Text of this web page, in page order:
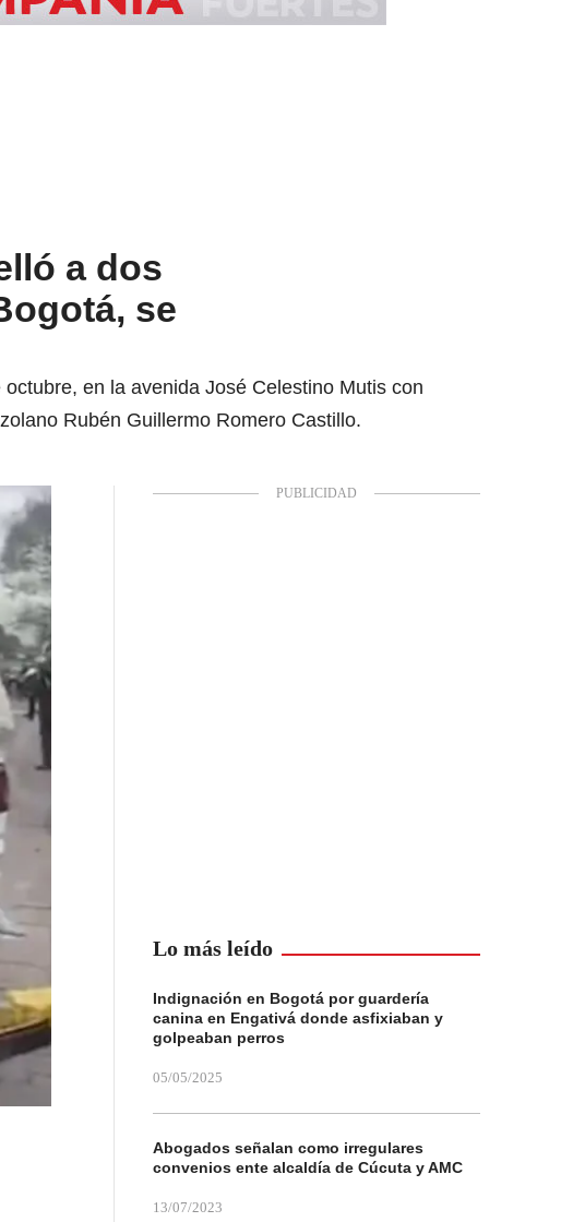
a dos
se
en la avenida José Celestino Mutis con
Rubén Guillermo Romero Castillo.
Lo más leído
Indignación en Bogotá por guardería
canina en Engativá donde asfixiaban y
golpeaban perros
05/05/2025
Abogados señalan como irregulares
convenios ente alcaldía de Cúcuta y AMC
13/07/2023